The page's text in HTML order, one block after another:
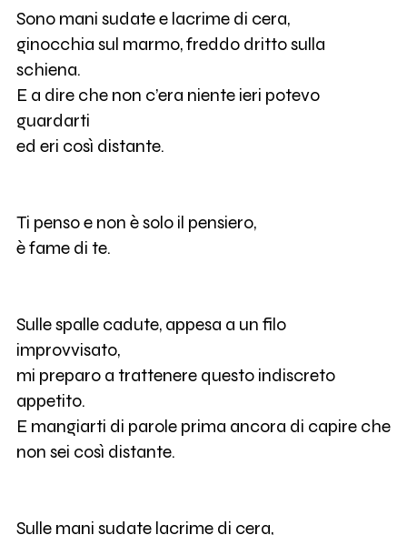
Sono mani sudate e lacrime di cera,
ginocchia sul marmo, freddo dritto sulla
schiena.
E a dire che non c’era niente ieri potevo
guardarti
ed eri così distante.
Ti penso e non è solo il pensiero,
è fame di te.
Sulle spalle cadute, appesa a un filo
improvvisato,
mi preparo a trattenere questo indiscreto
appetito.
E mangiarti di parole prima ancora di capire che
non sei così distante.
Sulle mani sudate lacrime di cera,